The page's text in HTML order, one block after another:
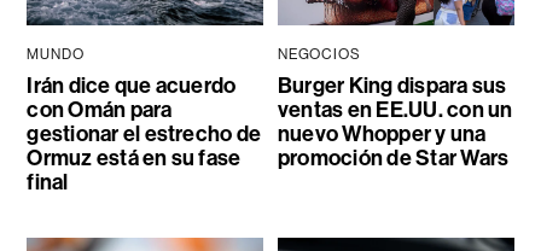
MUNDO
Irán dice que acuerdo
con Omán para
gestionar el estrecho de
Ormuz está en su fase
final
NEGOCIOS
Burger King dispara sus
ventas en EE.UU. con un
nuevo Whopper y una
promoción de Star Wars